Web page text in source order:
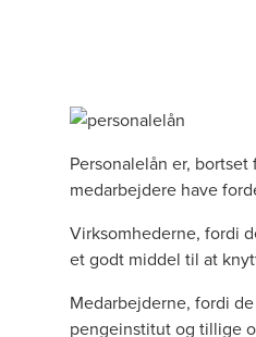
Personalelån er,
medarbejdere have
Virksomhederne, fordi
et godt middel til at
Medarbejderne, fordi
pengeinstitut og tillige